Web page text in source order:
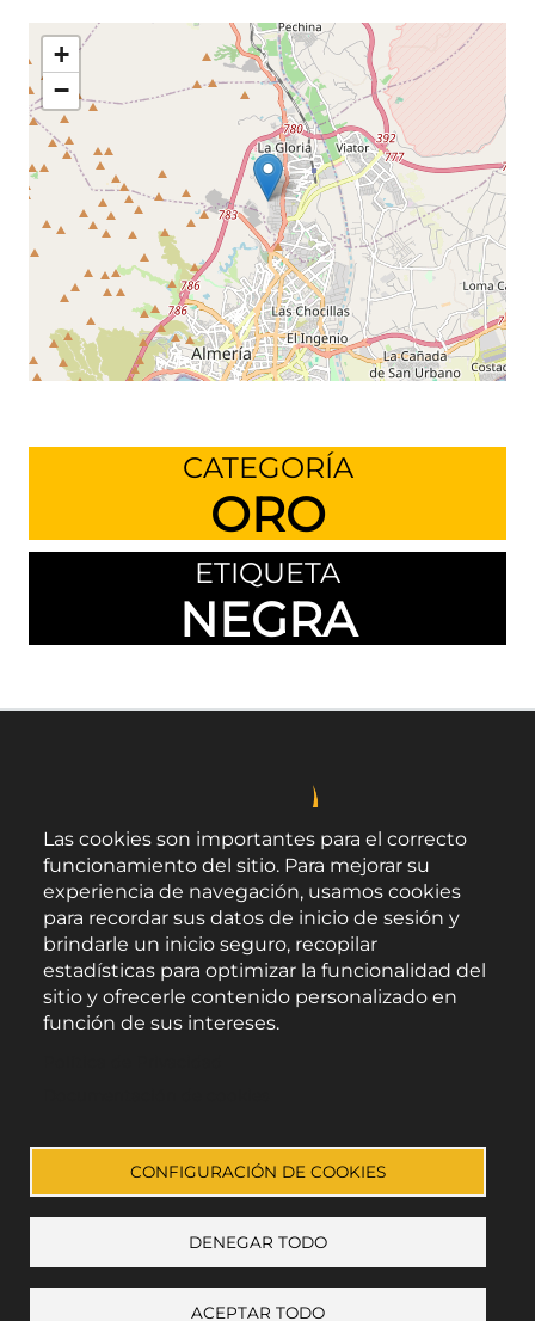
+
−
CATEGORÍA
ORO
ETIQUETA
NEGRA
Aviso legal-Política de privacidad-
Accesibilidad
Enlace a Facebook
Enlace a Instagram
Enlace a Youtube Channel
Enlace a X (Twitter)
Las cookies son importantes para el correcto
funcionamiento del sitio. Para mejorar su
experiencia de navegación, usamos cookies
para recordar sus datos de inicio de sesión y
brindarle un inicio seguro, recopilar
estadísticas para optimizar la funcionalidad del
sitio y ofrecerle contenido personalizado en
función de sus intereses.
CONFIGURACIÓN DE COOKIES
DENEGAR TODO
ACEPTAR TODO